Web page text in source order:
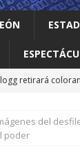
retirará
a Meta con
del
poder